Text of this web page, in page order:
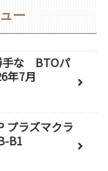
ー
手な BTOパ
年7月
プラズマクラ
B1